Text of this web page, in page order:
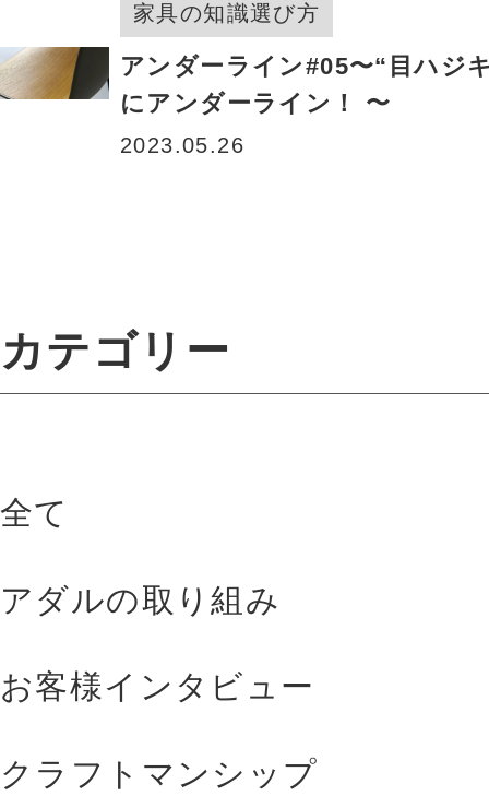
家具の知識選び方
アンダーライン#05〜“目ハジ
にアンダーライン！ 〜
2023.05.26
カテゴリー
全て
アダルの取り組み
お客様インタビュー
クラフトマンシップ